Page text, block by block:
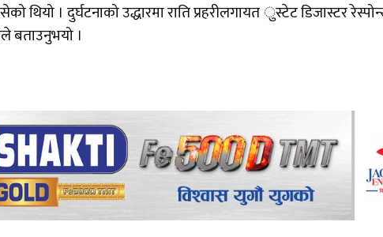
। दुर्घटनाको उद्धारमा राति प्रहरीलगायत ुस्टेट डिजास्टर
बताउनुभयो ।